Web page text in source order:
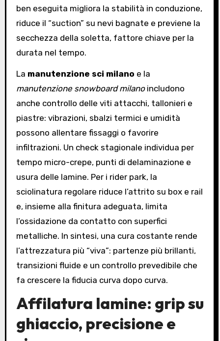
ben eseguita migliora la stabilità in conduzione,
riduce il “suction” su nevi bagnate e previene la
secchezza della soletta, fattore chiave per la
durata nel tempo.
La manutenzione sci milano e la
manutenzione snowboard milanoincludono
anche controllo delle viti attacchi, tallonieri e
piastre: vibrazioni, sbalzi termici e umidità
possono allentare fissaggi o favorire
infiltrazioni. Un check stagionale individua per
tempo micro-crepe, punti di delaminazione e
usura delle lamine. Per i rider park, la
sciolinatura regolare riduce l’attrito su box e rail
e, insieme alla finitura adeguata, limita
l’ossidazione da contatto con superfici
metalliche. In sintesi, una cura costante rende
l’attrezzatura più “viva”: partenze più brillanti,
transizioni fluide e un controllo prevedibile che
fa crescere la fiducia curva dopo curva.
Affilatura lamine: grip su
ghiaccio, precisione e